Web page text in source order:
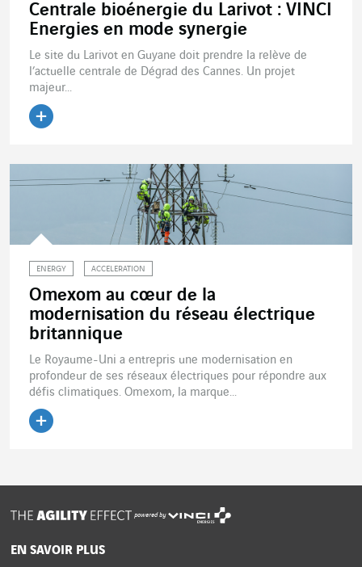
Centrale bioénergie du Larivot : VINCI
Energies en mode synergie
Le site du Larivot en Guyane doit prendre la relève de
l’actuelle centrale de Dégrad des Cannes. Un projet
majeur...
ENERGY ACCELERATION
Omexom au cœur de la
modernisation du réseau électrique
britannique
Le Royaume-Uni a entrepris une modernisation en
profondeur de ses réseaux électriques pour répondre aux
défis climatiques. Omexom, la marque...
powered by
EN SAVOIR PLUS